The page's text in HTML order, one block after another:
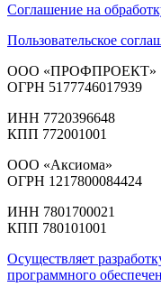
Соглашение на
Пользовательское
ООО «ПРОФПРОЕКТ»
ОГРН 5177746017939
ИНН 7720396648
КПП 772001001
ООО «Аксиома»
ОГРН 1217800084424
ИНН 7801700021
КПП 780101001
Осуществляет
программного